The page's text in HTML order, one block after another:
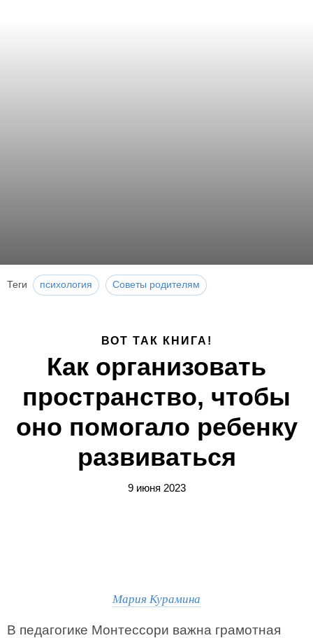
Теги психология Советы родителям
ВОТ ТАК КНИГА!
Как организовать
пространство, чтобы
оно помогало ребенку
развиваться
9 июня 2023
Мария Курамина
В педагогике Монтессори важна грамотная